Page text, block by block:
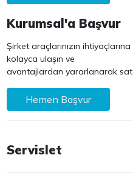
Kurumsal'a Başvur
Şirket araçlarınızın
kolayca ulaşın ve
avantajlardan yararlanarak
Hemen Başvur
Servislet